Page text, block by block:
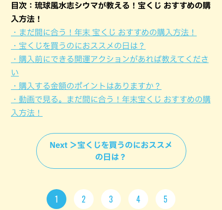
目次：琉球風水志シウマが教える！宝くじ おすすめの購
入方法！
・まだ間に合う！年末 宝くじ おすすめの購入方法！
・宝くじを買うのにおススメの日は？
・購入前にできる開運アクションがあれば教えてくださ
い
・購入する金額のポイントはありますか？
・動画で見る。まだ間に合う！年末宝くじ おすすめの購
入方法！
Next ＞宝くじを買うのにおススメ
の日は？
1 2 3 4 5